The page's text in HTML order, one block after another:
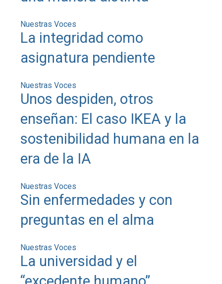
Nuestras Voces
La integridad como
asignatura pendiente
Nuestras Voces
Unos despiden, otros
enseñan: El caso IKEA y la
sostenibilidad humana en la
era de la IA
Nuestras Voces
Sin enfermedades y con
preguntas en el alma
Nuestras Voces
La universidad y el